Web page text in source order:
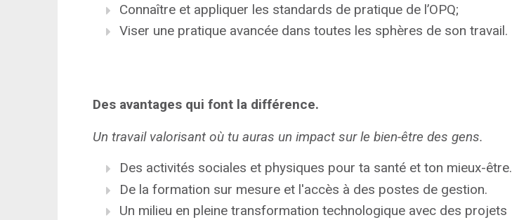
Connaître et appliquer les standards de pratique de l’OPQ;
Viser une pratique avancée dans toutes les sphères de son travail.
Des avantages qui font la différence.
Un travail valorisant où tu auras un impact sur le bien-être des gens.
Des activités sociales et physiques pour ta santé et ton mieux-être.
De la formation sur mesure et l'accès à des postes de gestion.
Un milieu en pleine transformation technologique avec des projets